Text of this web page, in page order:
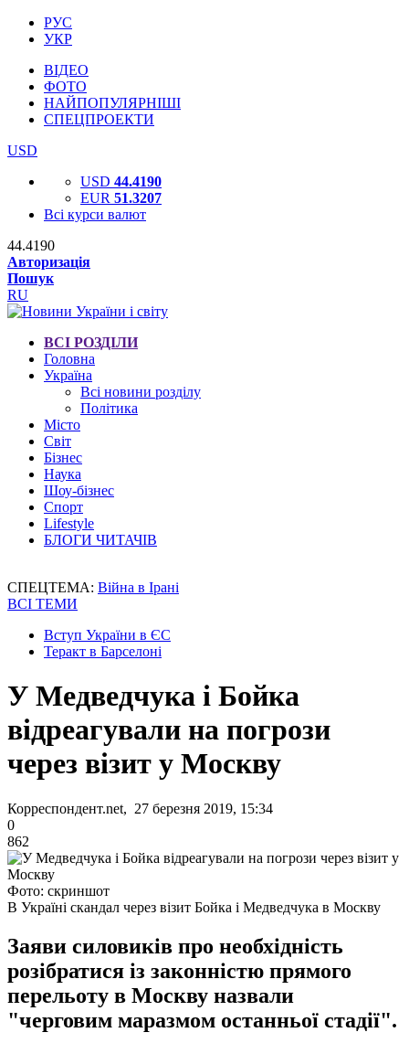
РУС
УКР
ВІДЕО
ФОТО
НАЙПОПУЛЯРНІШІ
СПЕЦПРОЕКТИ
USD
USD 44.4190
EUR 51.3207
Всі курси валют
44.4190
Авторизація
Пошук
RU
ВСІ РОЗДІЛИ
Головна
Україна
Всі новини розділу
Політика
Місто
Світ
Бізнес
Наука
Шоу-бізнес
Спорт
Lifestyle
БЛОГИ ЧИТАЧІВ
СПЕЦТЕМА: Війна в Ірані
ВСІ ТЕМИ
Вступ України в ЄС
Теракт в Барселоні
У Медведчука і Бойка
відреагували на погрози
через візит у Москву
Корреспондент.net, 27 березня 2019, 15:34
0
862
Фото: скриншот
В Україні скандал через візит Бойка і Медведчука в Москву
Заяви силовиків про необхідність
розібратися із законністю прямого
перельоту в Москву назвали
"черговим маразмом останньої стадії".